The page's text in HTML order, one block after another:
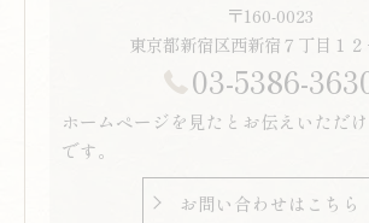
〒160-0023
東京都新宿区西新宿７丁目１２
03-5386-
ホームページを見たとお伝えいただ
です。
お問い合わせはこちら